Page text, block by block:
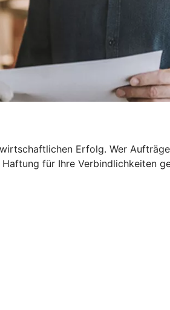
Erfolg. Wer
für Ihre Verbindlichkeiten